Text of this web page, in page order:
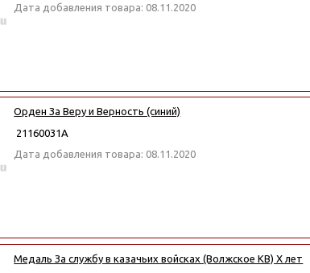
Дата добавления товара: 08.11.2020
Орден За Веру и Верность (синий)
21160031А
Дата добавления товара: 08.11.2020
Медаль За службу в казачьих войсках (Волжское КВ) X лет